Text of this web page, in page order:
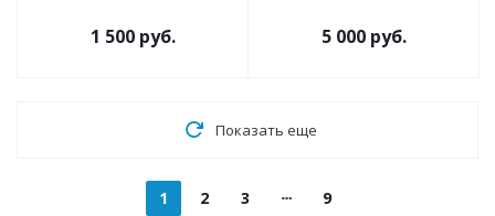
1 500 руб. 5 000 руб.
Показать еще
1 2 3 9